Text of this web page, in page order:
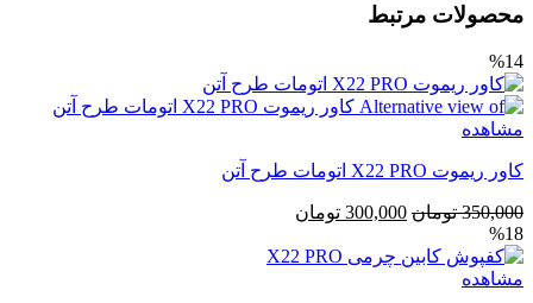
محصولات مرتبط
%14
مشاهده
کاور ریموت X22 PRO اتومات طرح آتن
350,000 تومان قیمت
350,000 تومان
300,000 تومان
%18
مشاهده